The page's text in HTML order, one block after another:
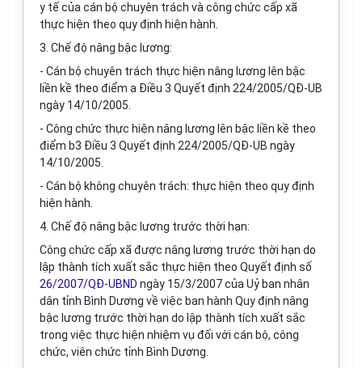
y tế của cán bộ chuyên trách và công chức cấp xã
thực hiện theo quy định hiện hành.
3. Chế độ nâng bậc lương:
- Cán bộ chuyên trách thực hiện nâng lương lên bậc
liền kề theo điểm a Điều 3 Quyết định 224/2005/QĐ-UB
ngày 14/10/2005.
- Công chức thực hiện nâng lương lên bậc liền kề theo
điểm b3 Điều 3 Quyết định 224/2005/QĐ-UB ngày
14/10/2005.
- Cán bộ không chuyên trách: thực hiện theo quy định
hiện hành.
4. Chế độ nâng bậc lương trước thời hạn:
Công chức cấp xã được nâng lương trước thời hạn do
lập thành tích xuất sắc thực hiện theo Quyết định số
26/2007/QĐ-UBND ngày 15/3/2007 của Uỷ ban nhân
dân tỉnh Bình Dương về việc ban hành Quy định nâng
bậc lương trước thời hạn do lập thành tích xuất sắc
trong việc thực hiện nhiệm vụ đối với cán bộ, công
chức, viên chức tỉnh Bình Dương.